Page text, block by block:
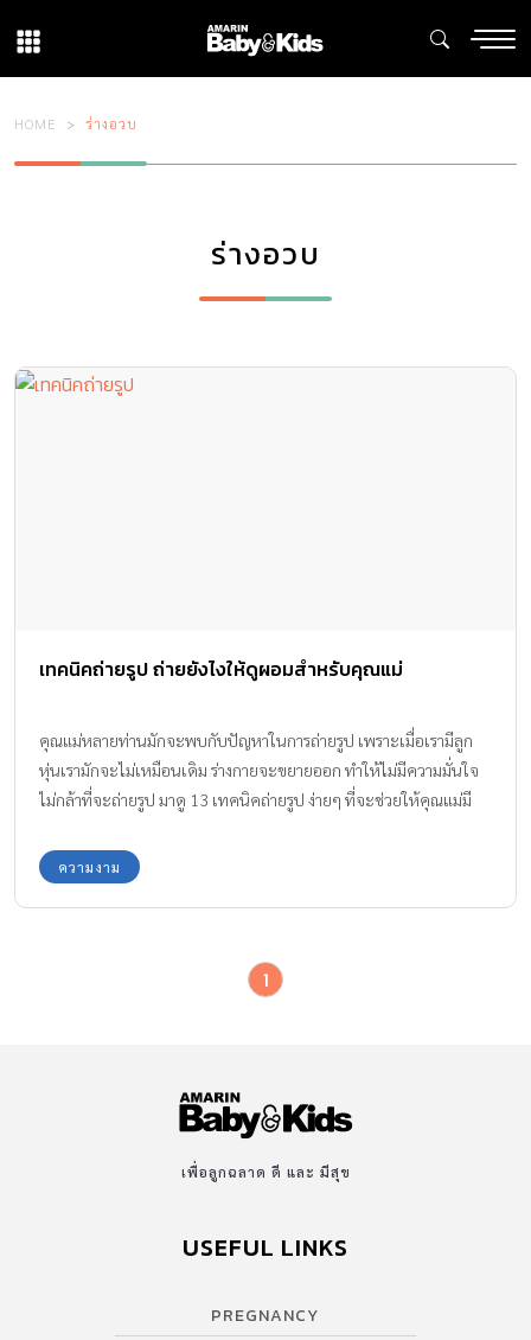
HOME ร่างอวบ
ร่างอวบ
เทคนิคถ่ายรูป ถ่ายยังไงให้ดูผอมสำหรับคุณแม่
คุณแม่หลายท่านมักจะพบกับปัญหาในการถ่ายรูป เพราะเมื่อเรามีลูก
หุ่นเรามักจะไม่เหมือนเดิม ร่างกายจะขยายออก ทำให้ไม่มีความมั่นใจ
ไม่กล้าที่จะถ่ายรูป มาดู 13 เทคนิคถ่ายรูป ง่ายๆ ที่จะช่วยให้คุณแม่มี
ลงได้ค่ะความงาม
1
เพื่อลูกฉลาด ดี และ มีสุข
USEFUL LINKS
PREGNANCY